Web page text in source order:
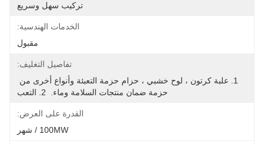
تركيب سهل وسريع
الخدمات الهندسية:
مقبول
تفاصيل التغليف:
حزمة ضمان منتجات السلامة وماء.  2. التعب
القدرة على العرض:
100MW / شهر